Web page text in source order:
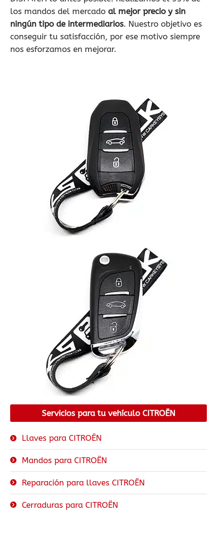
los mandos del mercado al mejor precio y sin
ningún tipo de intermediarios. Nuestro objetivo es
conseguir tu satisfacción, por ese motivo siempre
nos esforzamos en mejorar.
Servicios para tu vehículo CITROËN
Llaves para CITROËN
Mandos para CITROËN
Reparación para llaves CITROËN
Cerraduras para CITROËN